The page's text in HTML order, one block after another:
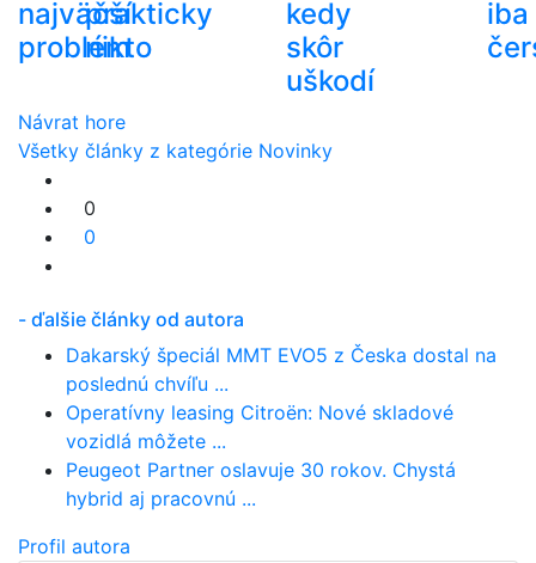
najväčší
problém
prakticky
nikto
kedy
skôr
uškodí
iba
Návrat hore
Všetky články z kategórie Novinky
0
0
- ďalšie články od autora
Dakarský špeciál MMT EVO5 z Česka dostal na
poslednú chvíľu ...
Operatívny leasing Citroën: Nové skladové
vozidlá môžete ...
Peugeot Partner oslavuje 30 rokov. Chystá
hybrid aj pracovnú ...
Profil autora